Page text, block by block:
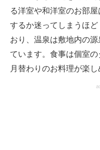
る洋室や和洋室のお部
するか迷ってしまうほ
おり、温泉は敷地内の
ています。食事は個室の
月替わりのお料理が楽し